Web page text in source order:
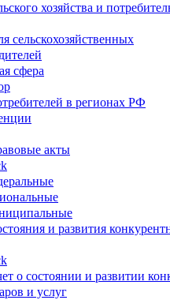
хозяйства и
сельскохозяйственных
сфера
в регионах РФ
акты
и развития
о состоянии и развитии
и услуг